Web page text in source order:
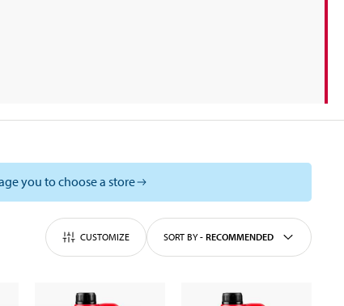
you to choose a store
CUSTOMIZE SORT BY- RECOMMENDED